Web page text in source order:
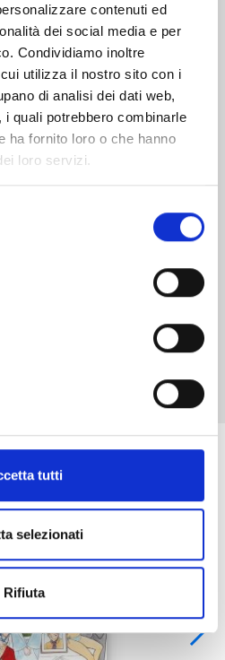
contenuti ed
dei social media e per
Condividiamo inoltre
utilizza il nostro sito con i
di analisi dei dati web,
quali potrebbero combinarle
ha fornito loro o che hanno
loro servizi.
tutti
selezionati
Rifiuta
n. 25
prova anche: